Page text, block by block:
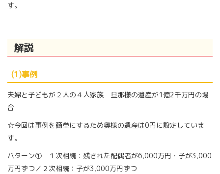
す。
解説
(1)事例
夫婦と子どもが２人の４人家族 旦那様の遺産が1億2千万円の場
合
☆今回は事例を簡単にするため奥様の遺産は0円に設定していま
す。
パターン① １次相続：残された配偶者が6,000万円・子が3,000
万円ずつ／２次相続：子が3,000万円ずつ